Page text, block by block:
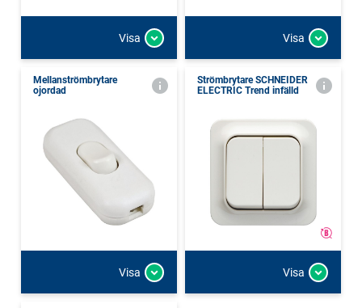
Visa Visa
Mellanströmbrytare
ojordad
Visa
Strömbrytare SCHNEIDER
ELECTRIC Trend infälld
Visa